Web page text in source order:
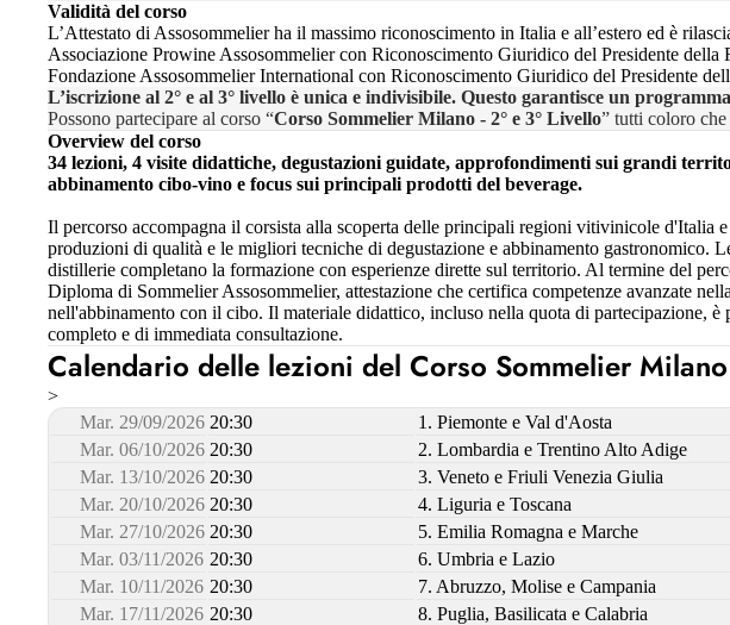
Validità del corso
L’Attestato di Assosommelier ha il massimo riconoscimento in Italia e all’estero ed è
Associazione Prowine Assosommelier con Riconoscimento Giuridico del Presidente della
Fondazione Assosommelier International con Riconoscimento Giuridico del Presidente
L’iscrizione al 2° e al 3° livello è unica e indivisibile. Questo garantisce un
Possono partecipare al corso “Corso Sommelier Milano - 2° e 3° Livello” tutti coloro
Overview del corso
34 lezioni, 4 visite didattiche, degustazioni guidate, approfondimenti sui grandi
abbinamento cibo-vino e focus sui principali prodotti del beverage.
Il percorso accompagna il corsista alla scoperta delle principali regioni vitivinicole d'Italia
produzioni di qualità e le migliori tecniche di degustazione e abbinamento gastronomico.
distillerie completano la formazione con esperienze dirette sul territorio. Al termine del
Diploma di Sommelier Assosommelier, attestazione che certifica competenze avanzate
nell'abbinamento con il cibo. Il materiale didattico, incluso nella quota di partecipazione,
completo e di immediata consultazione.
Calendario delle lezioni del Corso Sommelier Milano
>
Mar. 29/09/2026 20:30
1. Piemonte e Val d'Aosta
Mar. 06/10/2026 20:30
2. Lombardia e Trentino Alto Adige
Mar. 13/10/2026 20:30
3. Veneto e Friuli Venezia Giulia
Mar. 20/10/2026 20:30
4. Liguria e Toscana
Mar. 27/10/2026 20:30
5. Emilia Romagna e Marche
Mar. 03/11/2026 20:30
6. Umbria e Lazio
Mar. 10/11/2026 20:30
7. Abruzzo, Molise e Campania
Mar. 17/11/2026 20:30
8. Puglia, Basilicata e Calabria